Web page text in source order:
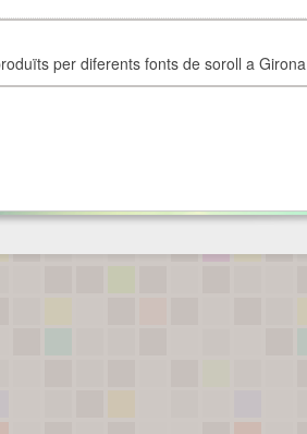
per diferents fonts de soroll a Girona